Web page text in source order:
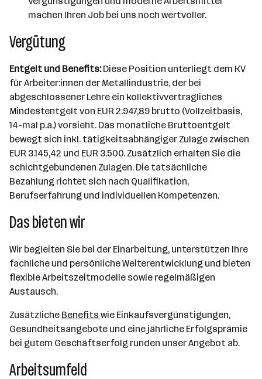
machen Ihren Job bei uns noch wertvoller.
Vergütung
Entgelt und Benefits:Diese Position unterliegt dem KV
für Arbeiter:innen der Metallindustrie, der bei
abgeschlossener Lehre ein kollektivvertragliches
Mindestentgelt von EUR 2.947,89 brutto (Vollzeitbasis,
14-mal p.a.) vorsieht. Das monatliche Bruttoentgelt
bewegt sich inkl. tätigkeitsabhängiger Zulage zwischen
EUR 3.145,42 und EUR 3.500. Zusätzlich erhalten Sie die
schichtgebundenen Zulagen. Die tatsächliche
Bezahlung richtet sich nach Qualifikation,
Berufserfahrung und individuellen Kompetenzen.
Das bieten wir
Wir begleiten Sie bei der Einarbeitung, unterstützen Ihre
fachliche und persönliche Weiterentwicklung und bieten
flexible Arbeitszeitmodelle sowie regelmäßigen
Austausch.
Zusätzliche Benefits wie Einkaufsvergünstigungen,
Gesundheitsangebote und eine jährliche Erfolgsprämie
bei gutem Geschäftserfolg runden unser Angebot ab.
Arbeitsumfeld